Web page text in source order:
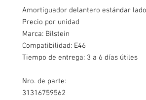
Amortiguador delantero estándar
Precio por unidad
Marca: Bilstein
Compatibilidad: E46
Tiempo de entrega: 3 a 6 días útiles
Nro. de parte:
31316759562